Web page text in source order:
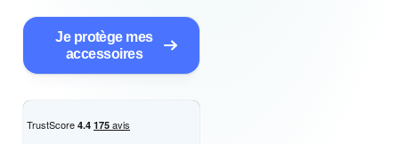
Je protège mes
accessoires